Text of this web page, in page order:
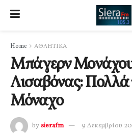
Home ΑΘΛΗΤΙΚΑ
Μπάγερν Μονάχου
Λισαβόνας: Πολλά
Μόναχο
by sierafm 9 Δεκεμβρίου